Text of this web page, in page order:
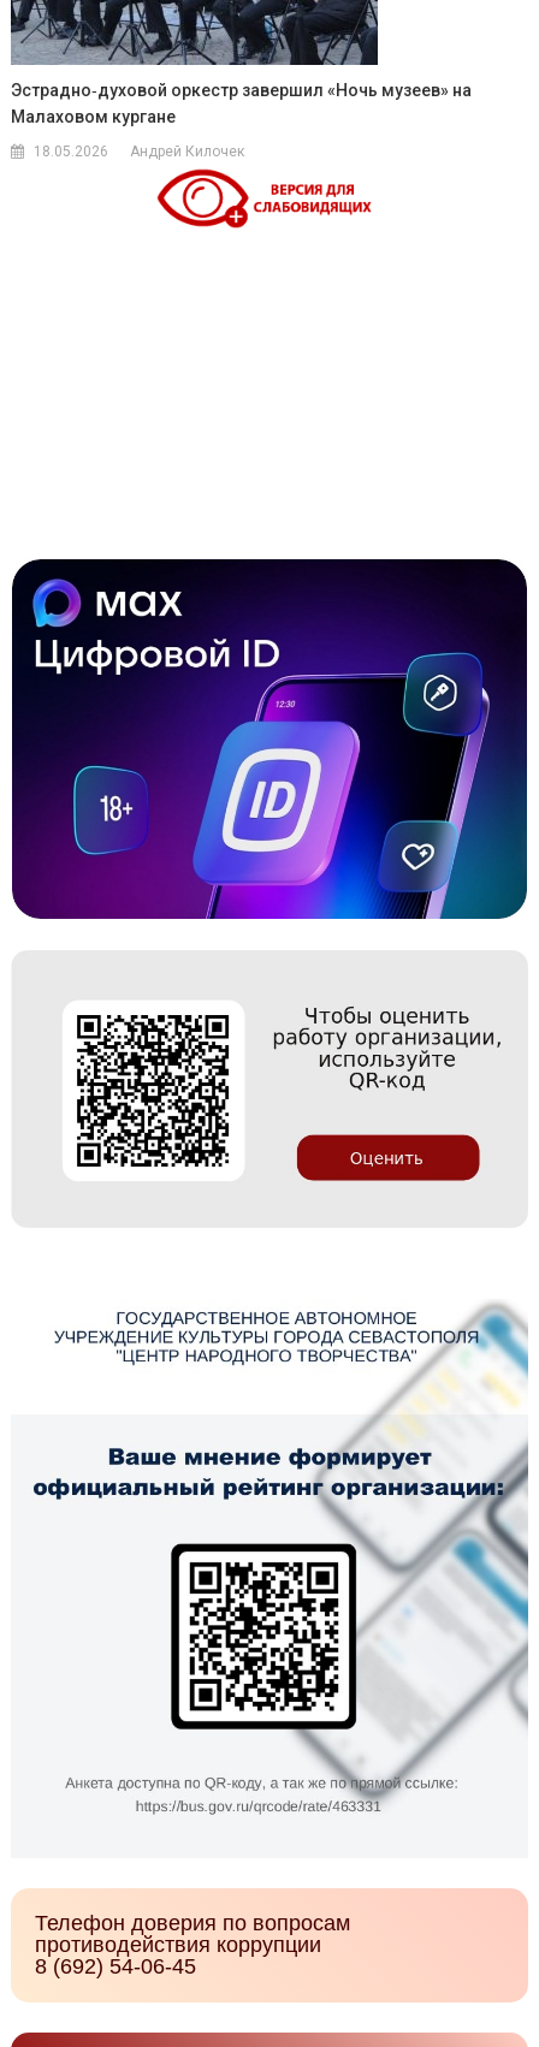
Эстрадно‑духовой оркестр завершил «Ночь музеев» на
Малаховом кургане
18.05.2026 Андрей Килочек
Телефон доверия по вопросам
противодействия коррупции
8 (692) 54-06-45